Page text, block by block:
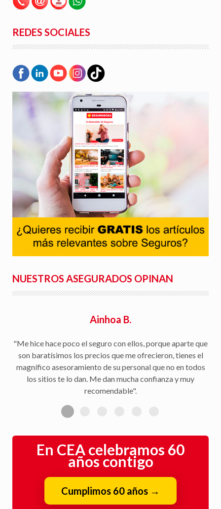
REDES SOCIALES
NUESTROS ASEGURADOS OPINAN
Ainhoa B.
"Me hice hace poco el seguro con ellos, porque aparte que
son baratísimos los precios que me ofrecieron, tienes el
magnífico asesoramiento de su personal que no en todos
los sitios te lo dan. Me dan mucha confianza y muy
recomendable".
En CEA celebramos 60
años contigo
Cumplimos 60 años →